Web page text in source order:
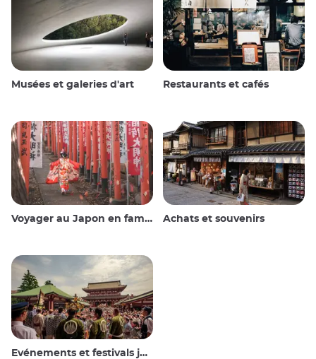
Musées et galeries d'art Restaurants et cafés
Voyager au Japon en famille Achats et souvenirs
Evénements et festivals japonais